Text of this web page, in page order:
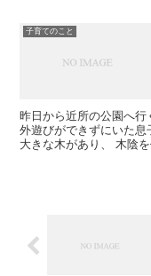
子育てのこと
昨日から近所の公園へ行くように
外遊びができずにいた息子。 ごめんね。 広くて遊具は少な
大きな木があり、 木陰